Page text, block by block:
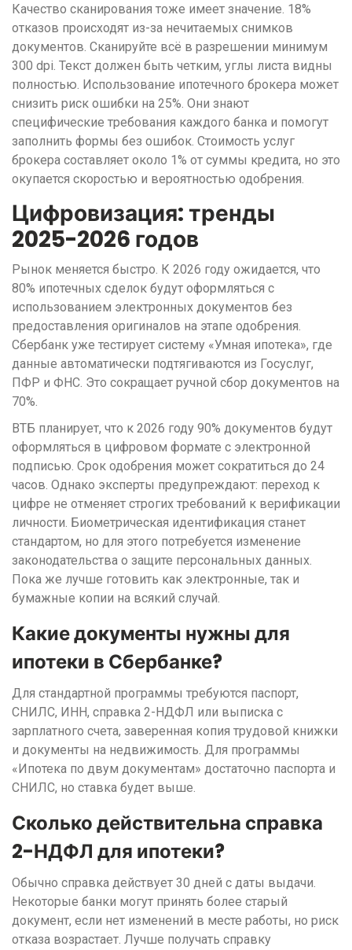
Качество сканирования тоже имеет значение. 18%
отказов происходят из-за нечитаемых снимков
документов. Сканируйте всё в разрешении минимум
300 dpi. Текст должен быть четким, углы листа видны
полностью. Использование ипотечного брокера может
снизить риск ошибки на 25%. Они знают
специфические требования каждого банка и помогут
заполнить формы без ошибок. Стоимость услуг
брокера составляет около 1% от суммы кредита, но это
окупается скоростью и вероятностью одобрения.
Цифровизация: тренды
2025-2026 годов
Рынок меняется быстро. К 2026 году ожидается, что
80% ипотечных сделок будут оформляться с
использованием электронных документов без
предоставления оригиналов на этапе одобрения.
Сбербанк уже тестирует систему «Умная ипотека», где
данные автоматически подтягиваются из Госуслуг,
ПФР и ФНС. Это сокращает ручной сбор документов на
70%.
ВТБ планирует, что к 2026 году 90% документов будут
оформляться в цифровом формате с электронной
подписью. Срок одобрения может сократиться до 24
часов. Однако эксперты предупреждают: переход к
цифре не отменяет строгих требований к верификации
личности. Биометрическая идентификация станет
стандартом, но для этого потребуется изменение
законодательства о защите персональных данных.
Пока же лучше готовить как электронные, так и
бумажные копии на всякий случай.
Какие документы нужны для
ипотеки в Сбербанке?
Для стандартной программы требуются паспорт,
СНИЛС, ИНН, справка 2-НДФЛ или выписка с
зарплатного счета, заверенная копия трудовой книжки
и документы на недвижимость. Для программы
«Ипотека по двум документам» достаточно паспорта и
СНИЛС, но ставка будет выше.
Сколько действительна справка
2-НДФЛ для ипотеки?
Обычно справка действует 30 дней с даты выдачи.
Некоторые банки могут принять более старый
документ, если нет изменений в месте работы, но риск
отказа возрастает. Лучше получать справку